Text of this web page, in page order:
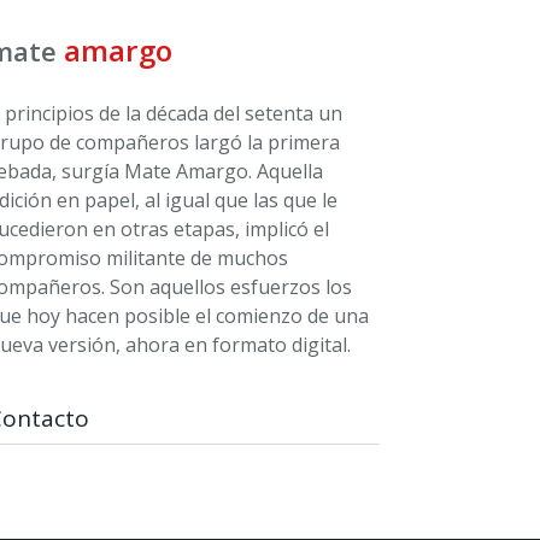
amargo
principios de la década del setenta un
de compañeros largó la primera
surgía Mate Amargo. Aquella
en papel, al igual que las que le
en otras etapas, implicó el
militante de muchos
Son aquellos esfuerzos los
hoy hacen posible el comienzo de una
versión, ahora en formato digital.